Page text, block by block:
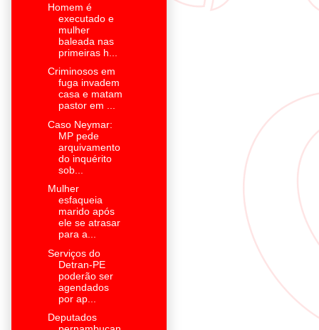
Homem é
executado e
mulher
baleada nas
primeiras h...
Criminosos em
fuga invadem
casa e matam
pastor em ...
Caso Neymar:
MP pede
arquivamento
do inquérito
sob...
Mulher
esfaqueia
marido após
ele se atrasar
para a...
Serviços do
Detran-PE
poderão ser
agendados
por ap...
Deputados